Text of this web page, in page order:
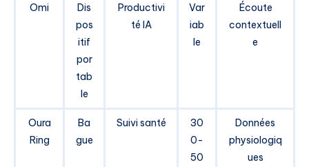
Omi
Dis
pos
itif
por
tab
le
Productivi
té IA
Var
iab
le
Écoute
contextuell
e
Oura
Ring
Ba
gue
Suivi santé
30
0-
50
Données
physiologiq
ues